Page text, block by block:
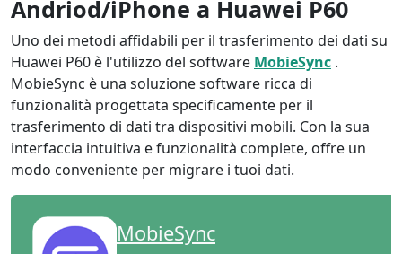
Andriod/iPhone a Huawei P60
Uno dei metodi affidabili per il trasferimento dei dati su
Huawei P60 è l'utilizzo del software MobieSync .
MobieSync è una soluzione software ricca di
funzionalità progettata specificamente per il
trasferimento di dati tra dispositivi mobili. Con la sua
interfaccia intuitiva e funzionalità complete, offre un
modo conveniente per migrare i tuoi dati.
MobieSync